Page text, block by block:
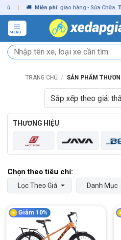
Skip
to
content
🚚 Miễn phí giao hàng - Sửa Chữa Tận
MENU
Tìm
kiếm:
TRANG CHỦ / SẢN PHẨM
THƯƠNG HIỆU
Lọc Theo Giá Danh Mục
Giảm 10%